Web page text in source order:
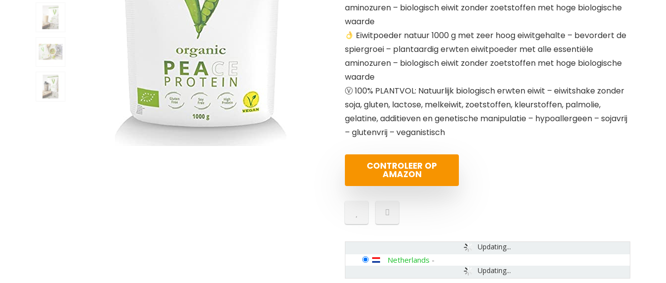
aminozuren – biologisch eiwit zonder zoetstoffen met hoge biologische
waarde
Eiwitpoeder natuur 1000 g met zeer hoog eiwitgehalte – bevordert de
spiergroei – plantaardig erwten eiwitpoeder met alle essentiële
aminozuren – biologisch eiwit zonder zoetstoffen met hoge biologische
waarde
Ⓥ 100% PLANTVOL: Natuurlijk biologisch erwten eiwit – eiwitshake zonder
soja, gluten, lactose, melkeiwit, zoetstoffen, kleurstoffen, palmolie,
gelatine, additieven en genetische manipulatie – hypoallergeen – sojavrij
– glutenvrij – veganistisch
CONTROLEER OP
AMAZON
Updating...
Updating...
Netherlands -